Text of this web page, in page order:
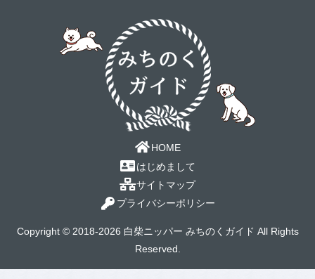
HOME
はじめまして
サイトマップ
プライバシーポリシー
Copyright © 2018-2026 白柴ニッパー みちのくガイド All Rights
Reserved.